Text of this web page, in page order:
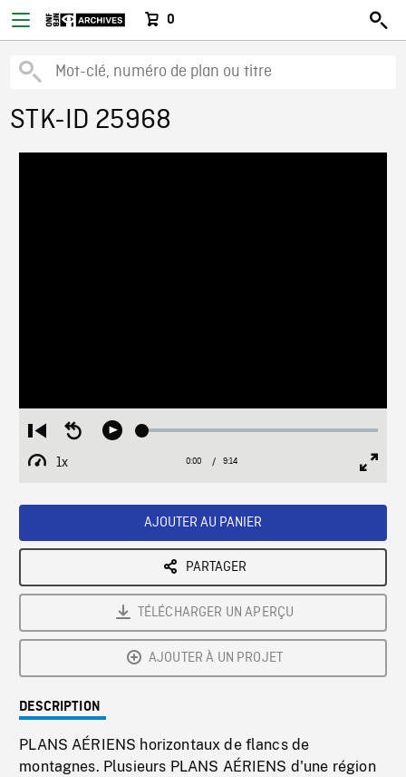
0
STK-ID 25968
Restart
from
beginning
Seek
Play Loaded:
1x
Playback
Current
0:00 / Duration
9:14
AJOUTER AU PANIER
PARTAGER
TÉLÉCHARGER UN APERÇU
AJOUTER À UN PROJET
DESCRIPTION
PLANS AÉRIENS horizontaux de flancs de
montagnes. Plusieurs PLANS AÉRIENS d'une région